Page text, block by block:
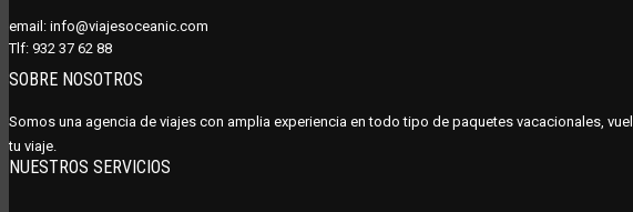
email: info@viajesoceanic.com
Tlf: 932 37 62 88
SOBRE NOSOTROS
Somos una agencia de viajes con amplia experiencia en todo tipo de paquetes vacacionales,
tu viaje.
NUESTROS SERVICIOS